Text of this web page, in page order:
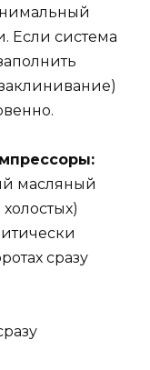
Если система
масляный
сразу